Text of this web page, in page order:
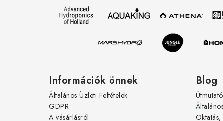
l
Információk önnek
Általános Üzleti Feltételek
GDPR
A vásárlásról
Blog